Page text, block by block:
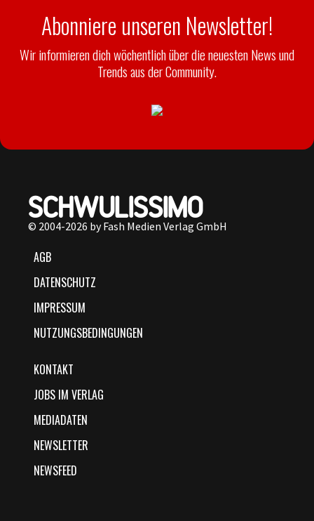
Abonniere unseren Newsletter!
Wir informieren dich wöchentlich über die neuesten News und
Trends aus der Community.
© 2004-2026 by Fash Medien Verlag GmbH
AGB
DATENSCHUTZ
IMPRESSUM
NUTZUNGSBEDINGUNGEN
KONTAKT
JOBS IM VERLAG
MEDIADATEN
NEWSLETTER
NEWSFEED